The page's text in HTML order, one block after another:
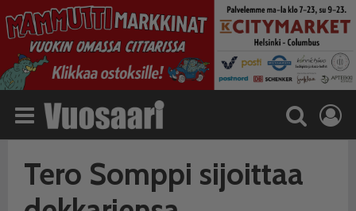
Tero Somppi sijoittaa